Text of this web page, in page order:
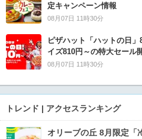
定キャンペーン情報
08月07日 11時30分
ピザハット「ハットの日
イズ810円～の特大セール
08月07日 11時30分
トレンド | アクセスランキング
オリーブの丘 8月限定「